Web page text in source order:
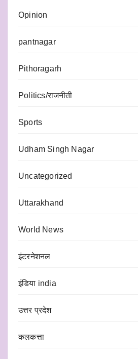
Opinion
pantnagar
Pithoragarh
Politics/राजनीती
Sports
Udham Singh Nagar
Uncategorized
Uttarakhand
World News
इंटरनेशनल
इंडिया india
उत्तर प्रदेश
कलकत्ता